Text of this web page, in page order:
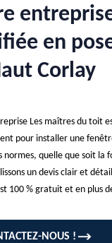
en
Corlay
Les maîtres du toit
pour installer une
normes, quelle que soit la
un devis clair et
100 % gratuit et en plus
NOUS !